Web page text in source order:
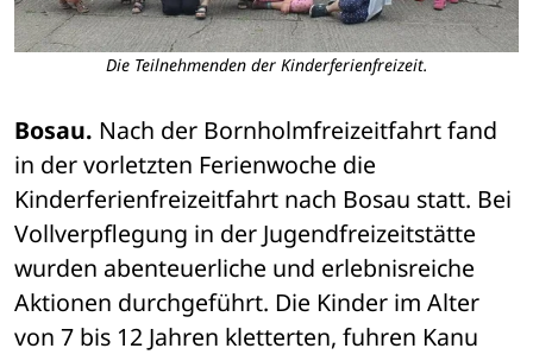
Die Teilnehmenden der Kinderferienfreizeit.
Bosau. Nach der Bornholmfreizeitfahrt fand
in der vorletzten Ferienwoche die
Kinderferienfreizeitfahrt nach Bosau statt. Bei
Vollverpflegung in der Jugendfreizeitstätte
wurden abenteuerliche und erlebnisreiche
Aktionen durchgeführt. Die Kinder im Alter
von 7 bis 12 Jahren kletterten, fuhren Kanu